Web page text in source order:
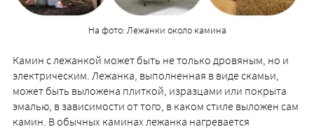
На фото: Лежанки около камина
Камин с лежанкой может быть не только дровяным, но и
электрическим. Лежанка, выполненная в виде скамьи,
может быть выложена плиткой, изразцами или покрыта
эмалью, в зависимости от того, в каком стиле выложен сам
камин. В обычных каминах лежанка нагревается